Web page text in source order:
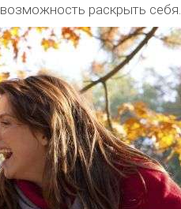
раскрыть себя.